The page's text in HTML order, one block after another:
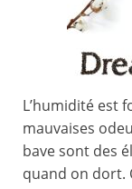
L’humidité est
mauvaises
bave sont des
quand on dort.